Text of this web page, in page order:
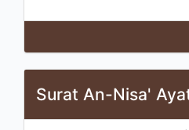
Surat An-Nisa'